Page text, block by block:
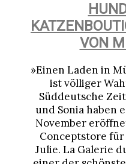
VON
»Einen Laden in
ist völliger
Süddeutsche
und Sonia haben
November
Conceptstore
Julie. La Galerie